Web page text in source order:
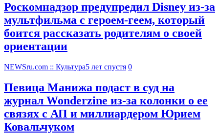
Роскомнадзор предупредил Disney из-за
мультфильма c героем-геем, который
боится рассказать родителям о своей
ориентации
NEWSru.com :: Культура5 лет спустя 0
Певица Манижа подаст в суд на
журнал Wonderzine из-за колонки о ее
связях с АП и миллиардером Юрием
Ковальчуком